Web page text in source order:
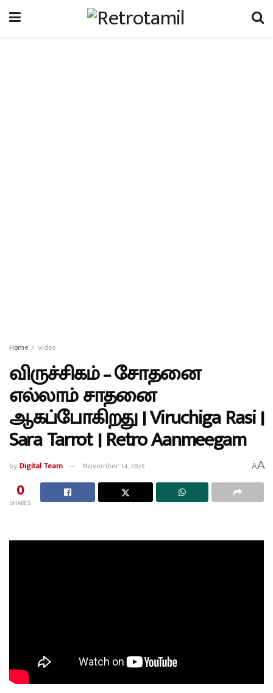
Home Video
விருச்சிகம் – சோதனை
எல்லாம் சாதனை
ஆகப்போகிறது | Viruchiga Rasi |
Sara Tarrot | Retro Aanmeegam
byDigital Team November 14, 2025 AA
0
SHARES